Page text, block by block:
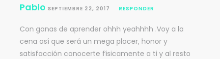
Pablo SEPTIEMBRE 22, 2017 RESPONDER
Con ganas de aprender ohhh yeahhhh .Voy a la
cena así que será un mega placer, honor y
satisfacción conocerte físicamente a ti y al resto